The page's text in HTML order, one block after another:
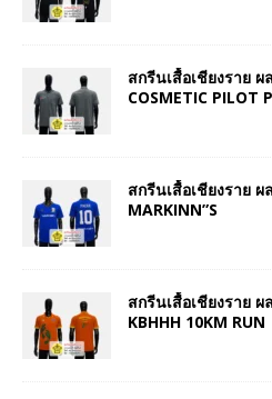
สกรีนเสื้อเชียงราย
COSMETIC PILOT
สกรีนเสื้อเชียงราย
MARKINN”S
สกรีนเสื้อเชียงราย
KBHHH 10KM RUN